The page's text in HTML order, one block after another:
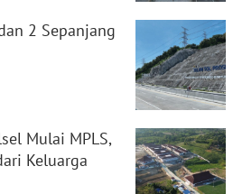
2 Sepanjang
Mulai MPLS,
Keluarga